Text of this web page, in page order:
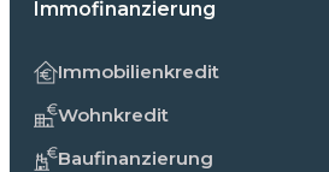
Immofinanzierung
Immobilienkredit
Wohnkredit
Baufinanzierung